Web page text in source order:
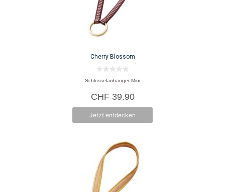
Cherry Blossom
0
v
n
5
Schlüsselanhänger Mini
CHF39.90
Jetzt entdecken